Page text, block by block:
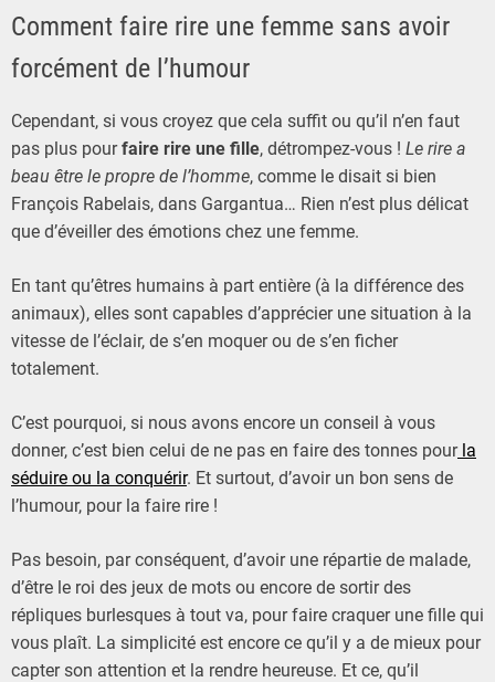
Comment faire rire une femme sans avoir
forcément de l’humour
Cependant, si vous croyez que cela suffit ou qu’il n’en faut
pas plus pourfaire rire une fille, détrompez-vous ! Le rire a
beau être le propre de l’homme, comme le disait si bien
François Rabelais, dans Gargantua… Rien n’est plus délicat
que d’éveiller des émotions chez une femme.
En tant qu’êtres humains à part entière (à la différence des
animaux), elles sont capables d’apprécier une situation à la
vitesse de l’éclair, de s’en moquer ou de s’en ficher
totalement.
C’est pourquoi, si nous avons encore un conseil à vous
donner, c’est bien celui de ne pas en faire des tonnes pourla
séduire ou la conquérir. Et surtout, d’avoir un bon sens de
l’humour, pour la faire rire !
Pas besoin, par conséquent, d’avoir une répartie de malade,
d’être le roi des jeux de mots ou encore de sortir des
répliques burlesques à tout va, pour faire craquer une fille qui
vous plaît. La simplicité est encore ce qu’il y a de mieux pour
capter son attention et la rendre heureuse. Et ce, qu’il